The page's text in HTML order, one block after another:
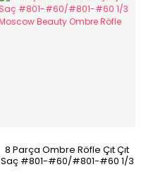
8 Parça Ombre Röfle Çıt Çıt
Saç #801-#60/#801-#60 1/3